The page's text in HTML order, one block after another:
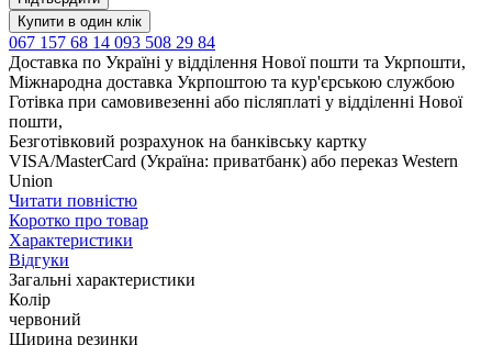
Купити в один клік
067 157 68 14 093 508 29 84
Доставка по Україні у відділення Нової пошти та Укрпошти,
Міжнародна доставка Укрпоштою та кур'єрською службою
Готівка при самовивезенні або післяплаті у відділенні Нової
пошти,
Безготівковий розрахунок на банківську картку
VISA/MasterCard (Україна: приватбанк) або переказ Western
Union
Читати повністю
Коротко про товар
Характеристики
Відгуки
Загальні характеристики
Колір
червоний
Ширина резинки